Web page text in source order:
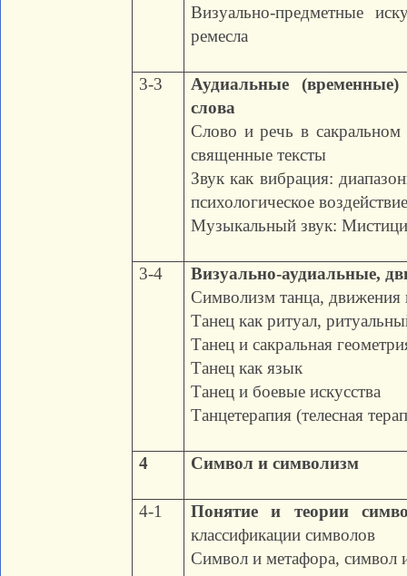
Визуально-предметные
ремесла
3-3
Аудиальные
слова
Слово и речь в сакральном
священные тексты
Звук как вибрация:
психологическое
Музыкальный звук:
3-4
Визуально-аудиальные,
Символизм танца,
Танец как ритуал,
Танец и сакральная
Танец как язык
Танец и боевые искусства
Танцетерапия (телесная
4 Символ и символизм
4-1
Понятие и теории
классификации символов
Символ и метафора, символ